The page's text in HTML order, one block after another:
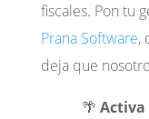
fiscales. Pon tu
Prana Software,
deja que
🌴